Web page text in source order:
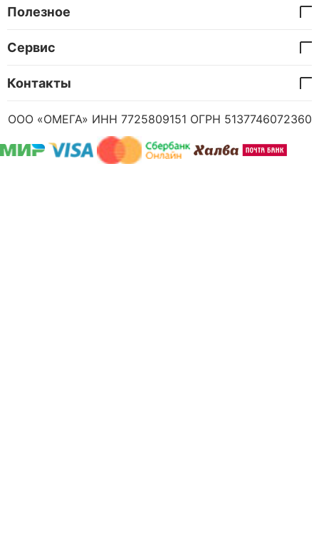
Полезное
Сервис
Контакты
ООО «ОМЕГА» ИНН 7725809151 ОГРН 5137746072360